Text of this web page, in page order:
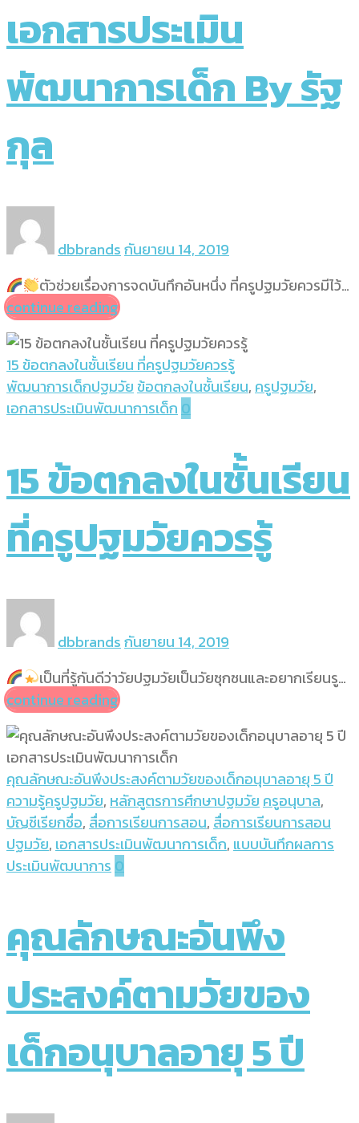
เอกสารประเมิน
พัฒนาการเด็ก By รัฐ
กุล
dbbrandsกันยายน 14, 2019
ตัวช่วยเรื่องการจดบันทึกอันหนึ่ง ที่ครูปฐมวัยควรมีไว้…
continue reading
15 ข้อตกลงในชั้นเรียน ที่ครูปฐมวัยควรรู้
พัฒนาการเด็กปฐมวัย ข้อตกลงในชั้นเรียน, ครูปฐมวัย,
เอกสารประเมินพัฒนาการเด็ก 0
15 ข้อตกลงในชั้นเรียน
ที่ครูปฐมวัยควรรู้
dbbrandsกันยายน 14, 2019
เป็นที่รู้กันดีว่าวัยปฐมวัยเป็นวัยซุกซนและอยากเรียนรู…
continue reading
คุณลักษณะอันพึงประสงค์ตามวัยของเด็กอนุบาลอายุ 5 ปี
ความรู้ครูปฐมวัย, หลักสูตรการศึกษาปฐมวัย ครูอนุบาล,
บัญชีเรียกชื่อ, สื่อการเรียนการสอน, สื่อการเรียนการสอน
ปฐมวัย, เอกสารประเมินพัฒนาการเด็ก, แบบบันทึกผลการ
ประเมินพัฒนาการ 0
คุณลักษณะอันพึง
ประสงค์ตามวัยของ
เด็กอนุบาลอายุ 5 ปี